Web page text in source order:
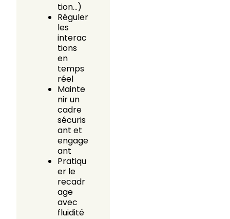
tion…)
Réguler
les
interac
tions
en
temps
réel
Mainte
nir un
cadre
sécuris
ant et
engage
ant
Pratiqu
er le
recadr
age
avec
fluidité